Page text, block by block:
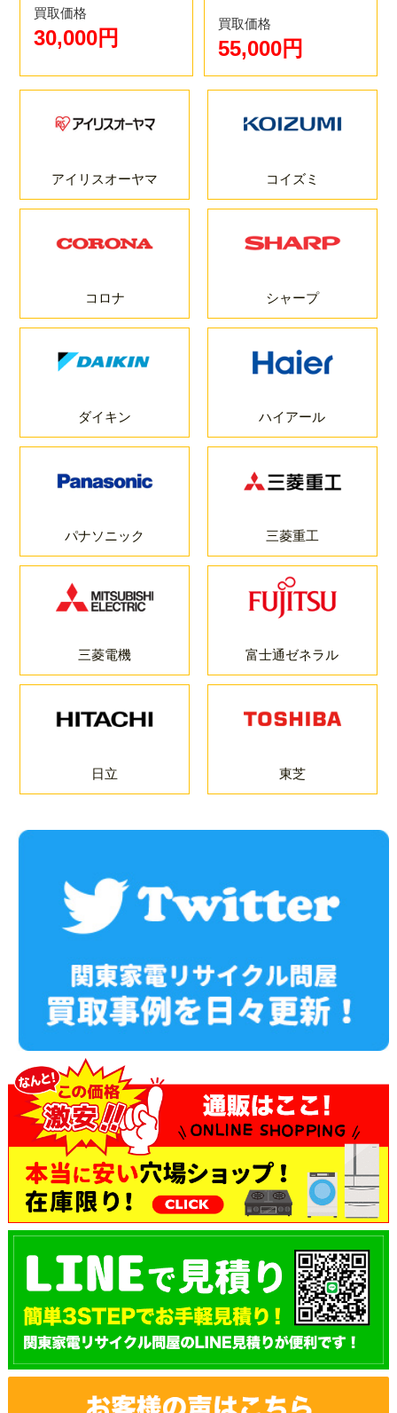
買取価格
30,000円
買取価格
55,000円
アイリスオーヤマ コイズミ
コロナ シャープ
ダイキン ハイアール
パナソニック 三菱重工
三菱電機 富士通ゼネラル
日立 東芝